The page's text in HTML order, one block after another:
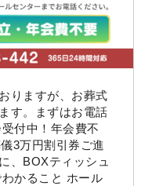
りますが、お葬式
す。まずはお電話
付中！年会費不
3万円割引券ご進
、BOXティッシュ
かること ホール